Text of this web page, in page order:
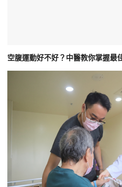
空腹運動好不好？中醫教你掌握最